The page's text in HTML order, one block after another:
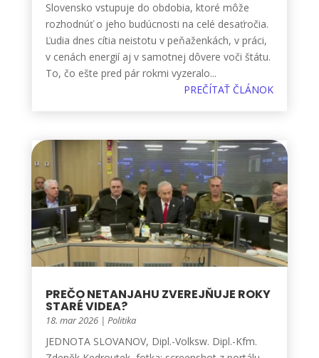
Slovensko vstupuje do obdobia, ktoré môže
rozhodnúť o jeho budúcnosti na celé desaťročia.
Ľudia dnes cítia neistotu v peňaženkách, v práci,
v cenách energií aj v samotnej dôvere voči štátu.
To, čo ešte pred pár rokmi vyzeralo...
PREČÍTAŤ ČLÁNOK
PREČO NETANJAHU ZVEREJŇUJE ROKY
STARÉ VIDEA?
18. mar 2026| Politika
JEDNOTA SLOVANOV, Dipl.-Volksw. Dipl.-Kfm.